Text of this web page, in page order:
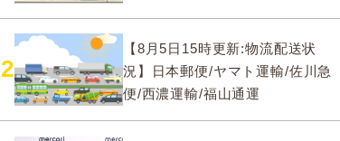
2
【8月5日15時更新:物流配送状
況】日本郵便/ヤマト運輸/佐川急
便/西濃運輸/福山通運